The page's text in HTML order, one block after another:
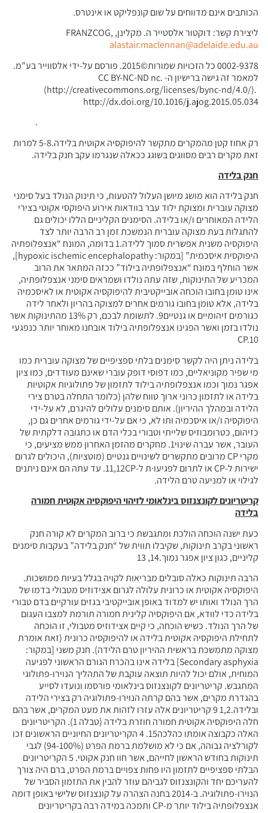
הכותבים אינם מדווחים על שום קונפליקט או אינטרס.
ליצירת קשר: דוקטור אלסטייר ה. מקלינן, FRANZCOG,
alastair.maclennan@adelaide.edu.au
0002-9378 כל הזכויות שמורות©2015. פורסם על-ידי אלסווייר בע”מ.
למאמר זה גישה ברישיון ה- CC BY-NC-ND nc.
(http://creativecommons.org/licenses/bync-nd/4.0/).
http://dx.doi.org/10.1016/j.ajog.2015.05.034
.
רק אחוז קטן מהמקרים מתקשר להיפוקסיה אקוטית בלידה.5-8 למרות
זאת מקרים רבים מסווגים בשוגג ככאלה שנגרמו עקב חנק בלידה.
חנק בלידה
חנק בלידה הוא מושג מיושן העלול להטעות, כי תינוק הנולד בעל סימני
מצוקה עוברית ומצוקת ילוד עבר בוודאות אירוע היפוקסי אקוטי בצירי
הלידה המאוחרים ו/או בלידה. הסימנים הקליניים הללו יכולים גם
להתגלות בעת מצוקה עוברית הנמשכת זמן רב הרבה יותר לצד
היפוקסיה משנית אפשרית סמוך ללידה.1 בדומה, המונח “אנצפלופתיה
היפוקסית איסכמית” [במקור: hypoxic ischemic encephalopathy],
אשר הוחלף במונח “אנצפלופתיה בילוד” ככזה המתאר את הרוב
המכריע של התינוקות, שזה עתה נולדו ושמראים סימני אנצפלופתיה,
אינו טומן בחובו הוכחה אובייקטיבית להיפוקסיה אקוטית או לאיסכמיה
בלידה, אלא טומן בחובו גורמים אחרים למצוקה בהריון ולאחר לידה
כגורמים זיהומיים או גנטיים9. לתשומת לבכם, רק 13% מהתינוקות אשר
נולדו בזמן ואשר הפגינו אנצפלופתיה בילוד אובחנו מאוחר יותר כנפגעי
CP.10
בלידה ניתן היה לקשר סימנים בלתי ספציפיים של מצוקה עוברית כמו
מי שפיר מקוניאליים, כמו דפוסי דופק עוברי שאינם מעודדים, כמו ציון
אפגר נמוך וכמו אנצפלופתיה בילוד לתזמון של פתולוגיות אקוטיות
בלידה או לתזמון כרוני ארוך טווח שלהן (כלומר התחלה בטרם צירי
הלידה ובמהלך ההיריון). אותם סימנים עלולים להיגרם, לא על-ידי
היפוקסיה ו/או איסכמיה ותו לא, כי אם על-ידי גורמים אחרים גם כן,
כזיהום, כטרומבוזיס שלייתי וטבורי בכלי הדם או כתגובה דלקתית של
העובר, אשר עברה שינוי1. מחקרים מהזמן האחרון ממש מציעים, כי
מקרי CP מרובים מתקשרים לשינויים גנטיים (מוטציות), היכולים לגרום
ישירות ל-CP או לתרום לפגיעו∙ת ל-11,12CP. עד עתה הם אינם ניתנים
לגילוי או למניעה טרם הלידה.
קריטריונים לקונצנזוס בינלאומי לזיהוי היפוקסיה אקוטית חמורה
בלידה
כעת ישנה הוכחה הולכת ומתגבשת כי ברוב המקרים לא קורה חנק
ראשוני בקרב תינוקות, שקיבלו תווית של “חנק בלידה” בעקבות סימנים
קליניים, כגון ציון אפגר נמוך.14, 13
הרבה תינוקות כאלה סובלים מבריאות לקויה בגלל בעיות ממושכות.
היפוקסיה אקוטית או כרונית עלולה לגרום אצידוזיס מטבולי בדמו של
הרך הנולד ואותו יש למדוד באופן אובייקטיבי בגזים עורקיים בדם טבורי
בלידה כדי לוודא, אם היפוקסיה קלינית חמורה תורמת למצבו העגום
של הרך הנולד. כשיש הוכחה, כי קיים אצידוזיס מטבולי, זו הוכחה
לתחילת היפוקסיה אקוטית בלידה או להיפוקסיה כרונית (זאת אומרת
מצוקה מתמשכת בראשית ההיריון טרם הלידה). חנק משני [במקור:
Secondary asphyxia] בלידה אינו בהכרח הגורם הראשוני לפגיעה
המוחית, אולם יכול להיות תוצאה עוקבת של התהליך הנוירו-פתולוגי
המתגבש. קריטריונים לקונצנזוס בינלאומי פורסמו ונועדו לסייע
בהגדרת מקרים, אשר בהם קרתה הנוירו-פתולוגיה רק בצירי הלידה
ובלידה.1,2 9 קריטריונים אלה עזרו לזהות את מעט המקרים, אשר בהם
חלה היפוקסיה אקוטית חמורה חוזרת בלידה (טבלה 1). הקריטריונים
האלה כקבוצה אומתו כהלכה15. 4 הקריטריונים החיוניים הראשונים זכו
לקורלציה גבוהה, אם כי לא מושלמת ברמת הפרט (94-100%) לגבי
תינוקות בחודש הראשון לחייהם, אשר חוו חנק אקוטי. 5 הקריטריונים
הבלתי ספציפיים לתזמון היו פחות צפויים ברמת הפרט, ברם היה צורך
להעריכם יחד והקונצנזוס לגביהם עוזר להבין את התזמון הסביר של
הנוירו-פתולוגיה. ב-2014 בחנה הצהרה על קונצנזוס שלישי באופן דומה
אנצפלופתיה בילוד יותר מ-CP ותמכה במידה רבה בקריטריונים